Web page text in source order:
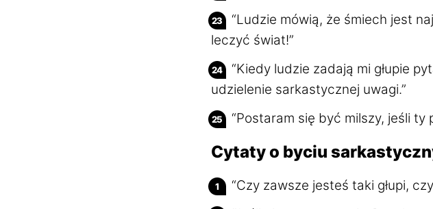
“Ludzie mówią, że śmiech jest
leczyć świat!”
“Kiedy ludzie zadają mi głupie
udzielenie sarkastycznej uwagi.”
“Postaram się być milszy, jeśli
Cytaty o byciu
“Czy zawsze jesteś taki głupi,